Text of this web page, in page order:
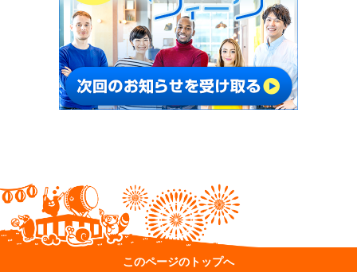
このページのトップへ